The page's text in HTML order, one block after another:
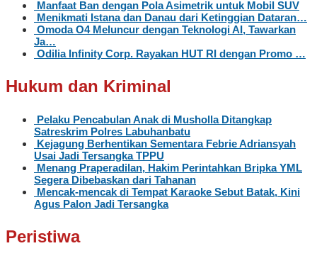
Manfaat Ban dengan Pola Asimetrik untuk Mobil SUV
Menikmati Istana dan Danau dari Ketinggian Dataran…
Omoda O4 Meluncur dengan Teknologi AI, Tawarkan
Ja…
Odilia Infinity Corp. Rayakan HUT RI dengan Promo …
Hukum dan Kriminal
Pelaku Pencabulan Anak di Musholla Ditangkap
Satreskrim Polres Labuhanbatu
Kejagung Berhentikan Sementara Febrie Adriansyah
Usai Jadi Tersangka TPPU
Menang Praperadilan, Hakim Perintahkan Bripka YML
Segera Dibebaskan dari Tahanan
Mencak-mencak di Tempat Karaoke Sebut Batak, Kini
Agus Palon Jadi Tersangka
Peristiwa